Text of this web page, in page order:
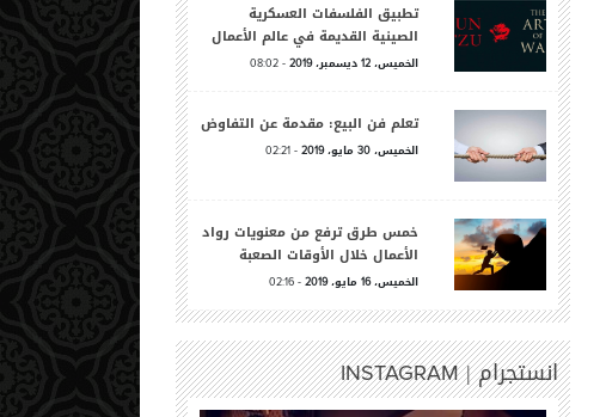
تطبيق الفلسفات العسكرية
الصينية القديمة في عالم الأعمال
الخميس، 12ديسمبر،2019
-
08:02
تعلم فن البيع: مقدمة عن التفاوض
الخميس، 30مايو،2019
-
02:21
خمس طرق ترفع من معنويات رواد
الأعمال خلال الأوقات الصعبة
الخميس،16مايو،2019
-
02:16
انستجرام |INSTAGRAM